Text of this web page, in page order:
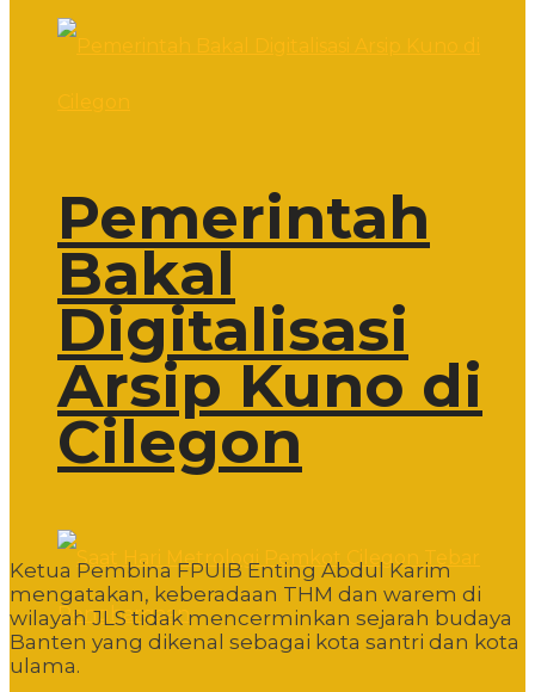
Pemerintah
Bakal
Digitalisasi
Arsip Kuno di
Cilegon
Ketua Pembina FPUIB Enting Abdul Karim
mengatakan, keberadaan THM dan warem di
wilayah JLS tidak mencerminkan sejarah budaya
Banten yang dikenal sebagai kota santri dan kota
ulama.